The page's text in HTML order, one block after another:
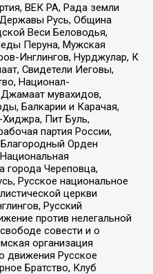
ВЕК РА, Рада земли
Русь, Община
Веси Беловодья,
Перуна, Мужская
Инглингов, Нурджулар, К
Свидетели Иеговы,
Национал-
мувахидов,
Балкарии и Карачая,
Пит Буль,
партия России,
Орден
города Череповца,
Русское национальное
церкви
Русский
против нелегальной
совести и о
организация
движения Русское
Братство, Клуб